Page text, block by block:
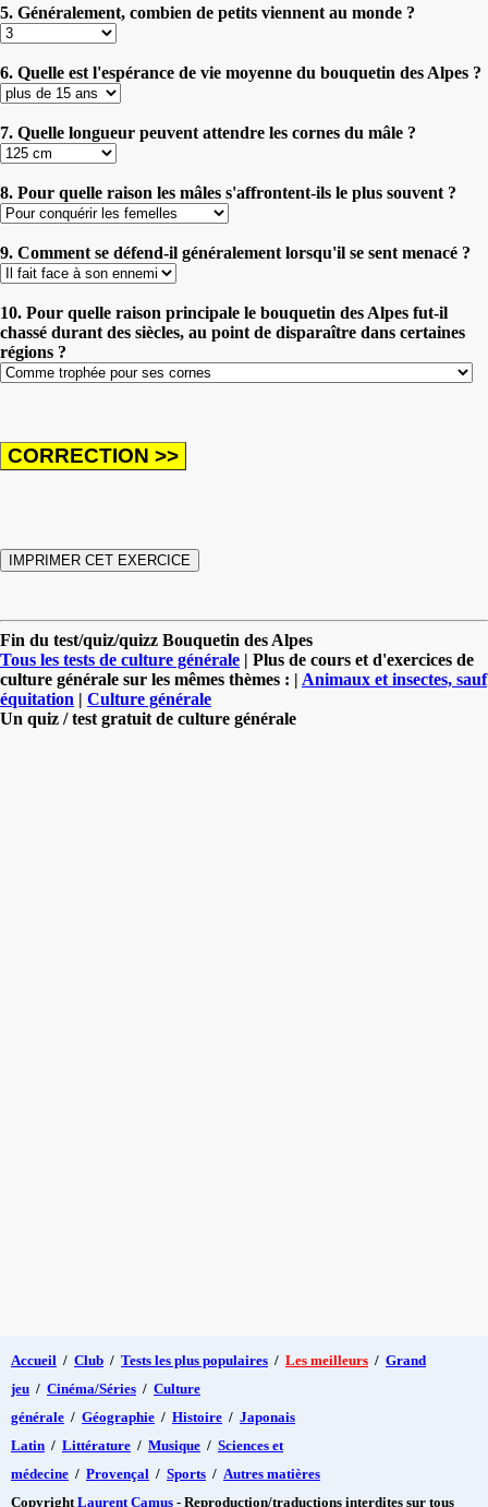
5. Généralement, combien de petits viennent au monde ?
6. Quelle est l'espérance de vie moyenne du bouquetin des Alpes ?
7. Quelle longueur peuvent attendre les cornes du mâle ?
8. Pour quelle raison les mâles s'affrontent-ils le plus souvent ?
9. Comment se défend-il généralement lorsqu'il se sent menacé ?
10. Pour quelle raison principale le bouquetin des Alpes fut-il
chassé durant des siècles, au point de disparaître dans certaines
régions ?
Fin du test/quiz/quizz Bouquetin des Alpes
Tous les tests de culture générale | Plus de cours et d'exercices de
culture générale sur les mêmes thèmes : | Animaux et insectes, sauf
équitation | Culture générale
Un quiz / test gratuit de culture générale
Accueil / Club / Tests les plus populaires / Les meilleurs / Grand
jeu / Cinéma/Séries / Culture
générale / Géographie / Histoire / Japonais
Latin / Littérature / Musique / Sciences et
médecine / Provençal / Sports / Autres matières
Copyright Laurent Camus - Reproduction/traductions interdites sur tous